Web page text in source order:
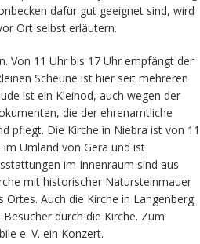
dafür gut geeignet sind, wird
Ort selbst erläutern.
Von 11 Uhr bis 17 Uhr empfängt der
Scheune ist hier seit mehreren
ist ein Kleinod, auch wegen der
die der ehrenamtliche
pflegt. Die Kirche in Niebra ist von 11
Umland von Gera und ist
im Innenraum sind aus
mit historischer Natursteinmauer
Auch die Kirche in Langenberg
durch die Kirche. Zum
e. V. ein Konzert.